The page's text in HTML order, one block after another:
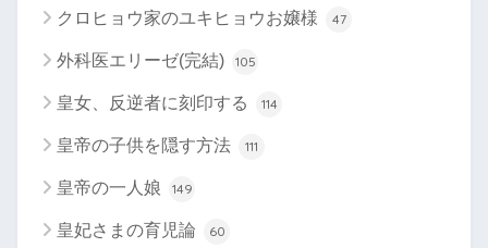
クロヒョウ家のユキヒョウお嬢様 47
外科医エリーゼ(完結) 105
皇女、反逆者に刻印する 114
皇帝の子供を隠す方法 111
皇帝の一人娘 149
皇妃さまの育児論 60